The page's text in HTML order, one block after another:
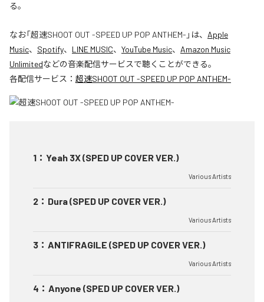
る。
なお「超速SHOOT OUT -SPEED UP POP ANTHEM- 」は、 Apple
Music、 Spotify、 LINE MUSIC、 YouTube Music、 Amazon Music
Unlimitedなどの音楽配信サービスで聴くことができる。
各配信サービス： 超速SHOOT OUT -SPEED UP POP ANTHEM-
1 ： Yeah 3X (SPED UP COVER VER.)
Various Artists
2 ： Dura (SPED UP COVER VER.)
Various Artists
3 ： ANTIFRAGILE (SPED UP COVER VER.)
Various Artists
4 ： Anyone (SPED UP COVER VER.)